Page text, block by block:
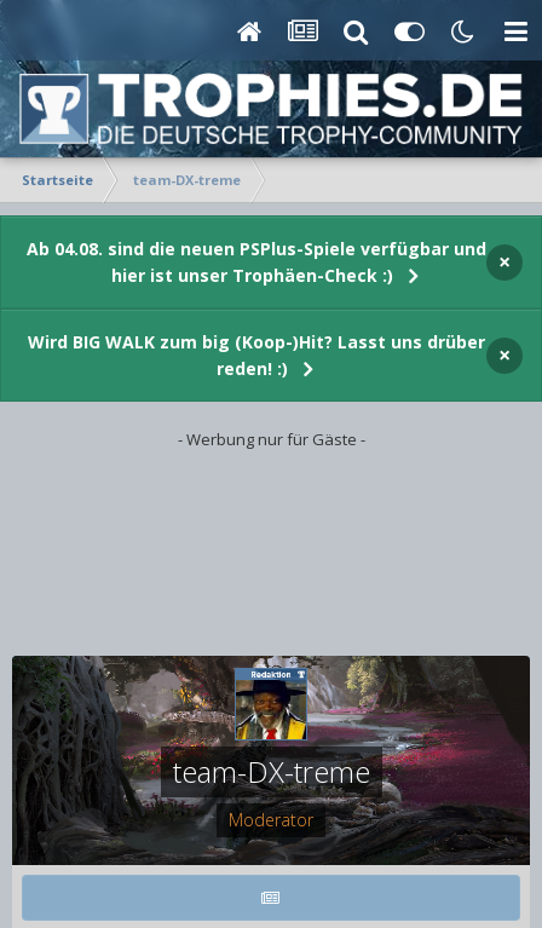
Startseite team-DX-treme
Ab 04.08. sind die neuen PSPlus-Spiele verfügbar und
hier ist unser Trophäen-Check :)
×
Wird BIG WALK zum big (Koop-)Hit? Lasst uns drüber
reden! :)
×
- Werbung nur für Gäste -
team-DX-treme
Moderator